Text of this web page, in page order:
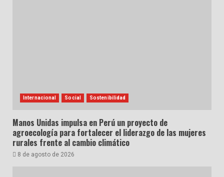
Internacional Social Sostenibilidad
Manos Unidas impulsa en Perú un proyecto de
agroecología para fortalecer el liderazgo de las mujeres
rurales frente al cambio climático
8 de agosto de 2026